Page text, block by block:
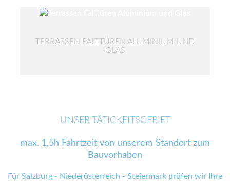
TERRASSEN FALTTÜREN ALUMINIUM UND
GLAS
UNSER TÄTIGKEITSGEBIET
max. 1,5h Fahrtzeit von unserem Standort zum
Bauvorhaben
Für Salzburg - Niederösterreich - Steiermark prüfen wir Ihre